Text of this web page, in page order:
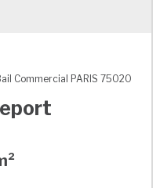
Commercial PARIS 75020